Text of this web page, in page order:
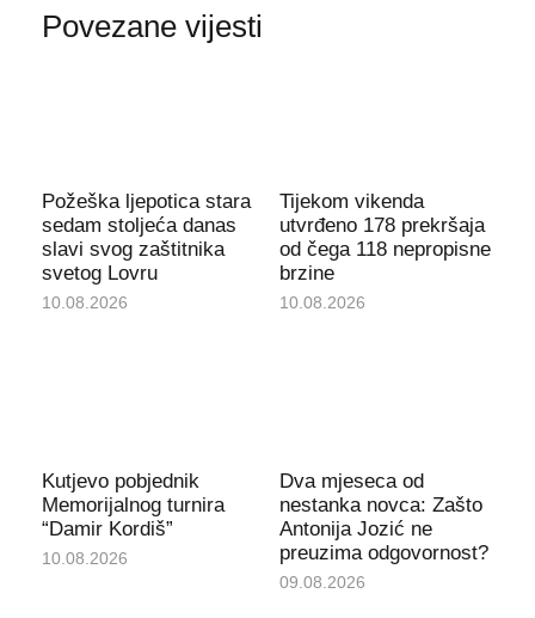
Povezane vijesti
Požeška ljepotica stara
sedam stoljeća danas
slavi svog zaštitnika
svetog Lovru
10.08.2026
Tijekom vikenda
utvrđeno 178 prekršaja
od čega 118 nepropisne
brzine
10.08.2026
Kutjevo pobjednik
Memorijalnog turnira
“Damir Kordiš”
10.08.2026
Dva mjeseca od
nestanka novca: Zašto
Antonija Jozić ne
preuzima odgovornost?
09.08.2026